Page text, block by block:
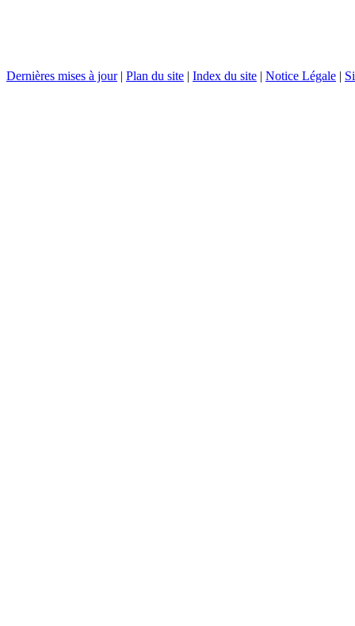
Dernières mises à jour| Plan du site | Index du site | Notice Légale |